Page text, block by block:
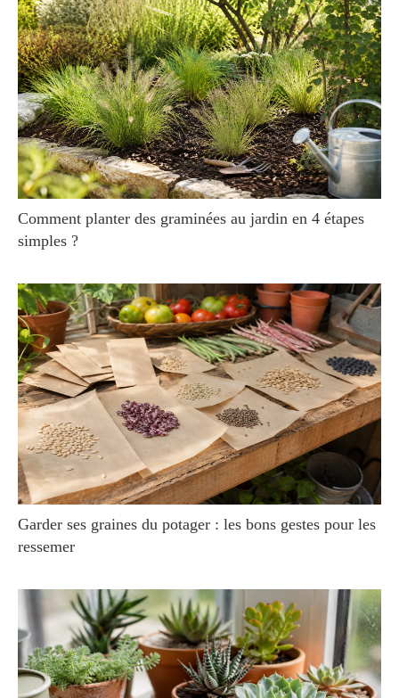
Comment planter des graminées au jardin en 4 étapes
simples ?
Garder ses graines du potager : les bons gestes pour les
ressemer